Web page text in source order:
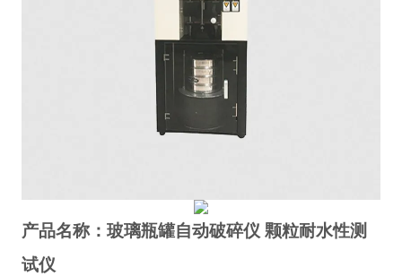
产品名称： 玻璃瓶罐自动破碎仪 颗粒耐水性测
试仪